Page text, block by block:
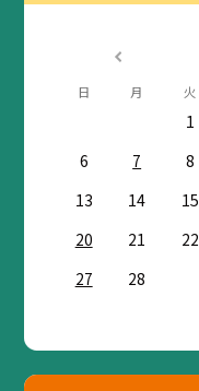
日 月 火
1
6
7 8
13
14 15
20
21 22
27
28